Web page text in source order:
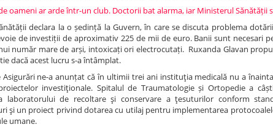
oameni ar arde într-un club. Doctorii bat alarma, iar Ministerul Sănătății
declara la o ședință la Guvern, în care se discuta problema
de investiții de aproximativ 225 de mii de euro. Banii sunt necesari
număr mare de arși, intoxicați ori electrocutați. Ruxanda Glavan
dacă acest lucru s-a întâmplat.
Asigurări ne-a anunțat că în ultimii trei ani instituţia medicală nu a
investiţionale. Spitalul de Traumatologie și Ortopedie a
laboratorului de recoltare şi conservare a ţesuturilor conform
şi un proiect privind dotarea cu utilaj pentru implementarea
umane.